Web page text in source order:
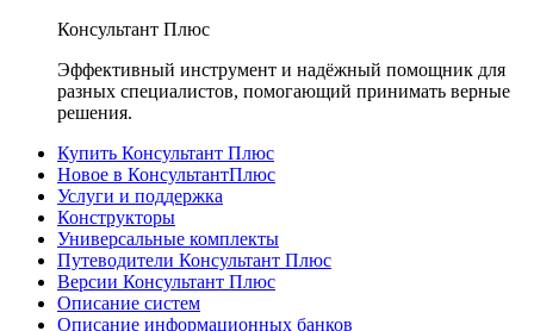
Консультант Плюс
Эффективный инструмент и надёжный помощник для
разных специалистов, помогающий принимать верные
решения.
Купить Консультант Плюс
Новое в КонсультантПлюс
Услуги и поддержка
Конструкторы
Универсальные комплекты
Путеводители Консультант Плюс
Версии Консультант Плюс
Описание систем
Описание информационных банков